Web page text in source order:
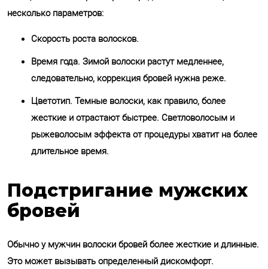
несколько параметров:
Скорость роста волосков.
Время года. Зимой волоски растут медленнее,
следовательно, коррекция бровей нужна реже.
Цветотип. Темные волоски, как правило, более
жесткие и отрастают быстрее. Светловолосым и
рыжеволосым эффекта от процедуры хватит на более
длительное время.
Подстригание мужских
бровей
Обычно у мужчин волоски бровей более жесткие и длинные.
Это может вызывать определенный дискомфорт.